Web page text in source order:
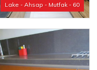
Lake - Ahsap - Mutfak - 60